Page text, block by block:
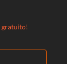
gratuito!